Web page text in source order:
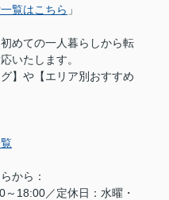
覧はこちら 」
めての一人暮らしから転
いたします。
】や【エリア別おすすめ
から：
18:00／定休日：水曜・